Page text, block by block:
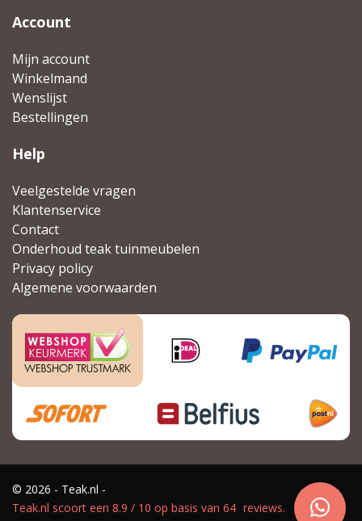
Account
Mijn account
Winkelmand
Wenslijst
Bestellingen
Help
Veelgestelde vragen
Klantenservice
Contact
Onderhoud teak tuinmeubelen
Privacy policy
Algemene voorwaarden
© 2026 - Teak.nl -
Teak.nl scoort een 8.9 / 10 op basis van 64 reviews.